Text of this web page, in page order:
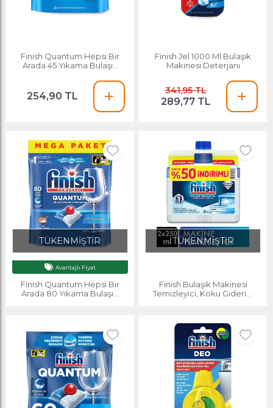
Finish Quantum Hepsi Bir
Arada 45 Yıkama Bulaşık
254,90 TL
Finish Jel 1000 Ml Bulaşık
Makinesi Deterjanı
341,95 TL
289,77 TL
TÜKENMİŞTİR
Avantajlı Fiyat
Finish Quantum Hepsi Bir
Arada 80 Yıkama Bulaşık
TÜKENMİŞTİR
Finish Bulaşık Makinesi
Temizleyici, Koku Giderici